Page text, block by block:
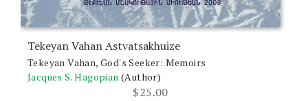
Tekeyan Vahan Astvatsakhuize
Tekeyan Vahan, God's Seeker: Memoirs
Jacques S. Hagopian (Author)
$25.00